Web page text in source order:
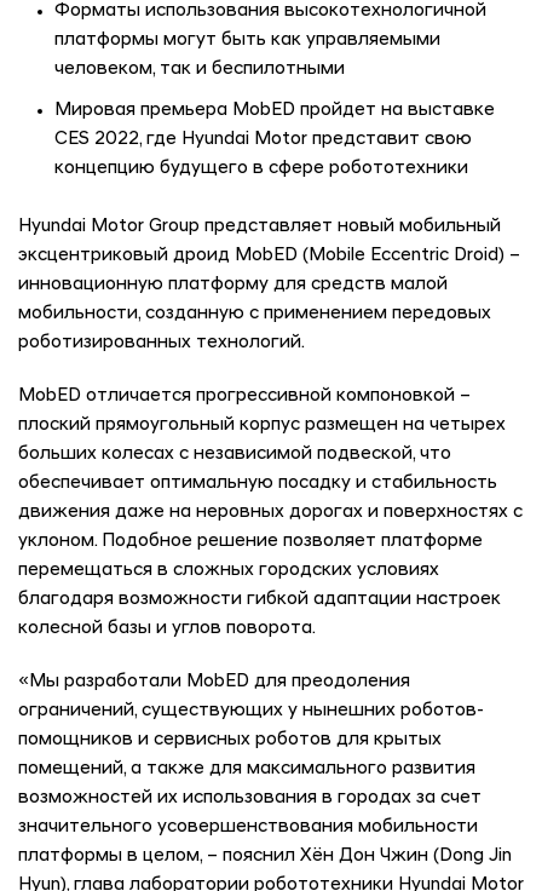
Форматы использования высокотехнологичной
платформы могут быть как управляемыми
человеком, так и беспилотными
Мировая премьера MobED пройдет на выставке
CES 2022, где Hyundai Motor представит свою
концепцию будущего в сфере робототехники
Hyundai Motor Group представляет новый мобильный
эксцентриковый дроид MobED (Mobile Eccentric Droid) –
инновационную платформу для средств малой
мобильности, созданную с применением передовых
роботизированных технологий.
MobED отличается прогрессивной компоновкой –
плоский прямоугольный корпус размещен на четырех
больших колесах с независимой подвеской, что
обеспечивает оптимальную посадку и стабильность
движения даже на неровных дорогах и поверхностях с
уклоном. Подобное решение позволяет платформе
перемещаться в сложных городских условиях
благодаря возможности гибкой адаптации настроек
колесной базы и углов поворота.
«Мы разработали MobED для преодоления
ограничений, существующих у нынешних роботов-
помощников и сервисных роботов для крытых
помещений, а также для максимального развития
возможностей их использования в городах за счет
значительного усовершенствования мобильности
платформы в целом, – пояснил Хён Дон Чжин (Dong Jin
Hyun), глава лаборатории робототехники Hyundai Motor